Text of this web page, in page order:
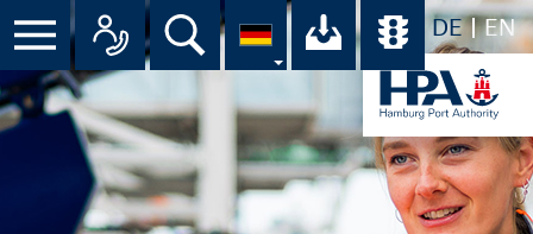
DE EN
Suche Ihr Download-